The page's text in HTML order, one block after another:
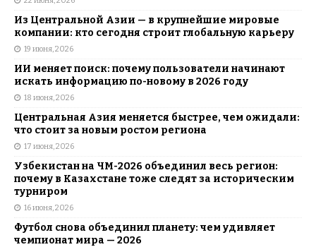
Из Центральной Азии — в крупнейшие мировые
компании: кто сегодня строит глобальную карьеру
19 июня, 2026
ИИ меняет поиск: почему пользователи начинают
искать информацию по-новому в 2026 году
18 июня, 2026
Центральная Азия меняется быстрее, чем ожидали:
что стоит за новым ростом региона
17 июня, 2026
Узбекистан на ЧМ-2026 объединил весь регион:
почему в Казахстане тоже следят за историческим
турниром
16 июня, 2026
Футбол снова объединил планету: чем удивляет
чемпионат мира — 2026